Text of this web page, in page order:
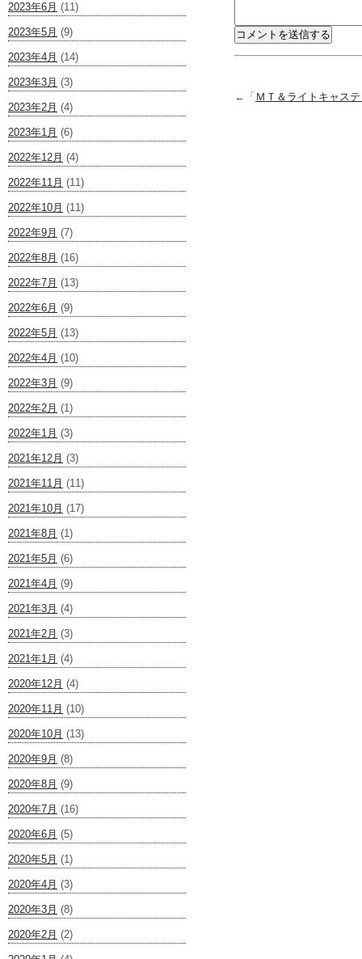
2023年6月 (11)
2023年5月 (9)
2023年4月 (14)
2023年3月 (3)
2023年2月 (4)
2023年1月 (6)
2022年12月 (4)
2022年11月 (11)
2022年10月 (11)
2022年9月 (7)
2022年8月 (16)
2022年7月 (13)
2022年6月 (9)
2022年5月 (13)
2022年4月 (10)
2022年3月 (9)
2022年2月 (1)
2022年1月 (3)
2021年12月 (3)
2021年11月 (11)
2021年10月 (17)
2021年8月 (1)
2021年5月 (6)
2021年4月 (9)
2021年3月 (4)
2021年2月 (3)
2021年1月 (4)
2020年12月 (4)
2020年11月 (10)
2020年10月 (13)
2020年9月 (8)
2020年8月 (9)
2020年7月 (16)
2020年6月 (5)
2020年5月 (1)
2020年4月 (3)
2020年3月 (8)
2020年2月 (2)
←「 ＭＴ＆ライトキャス